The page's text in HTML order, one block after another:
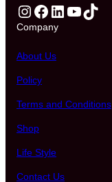
Instagram Facebook LinkedIn YouTube TikTok
Company
About Us
Policy
Terms and Conditions
Shop
Life Style
Contact Us